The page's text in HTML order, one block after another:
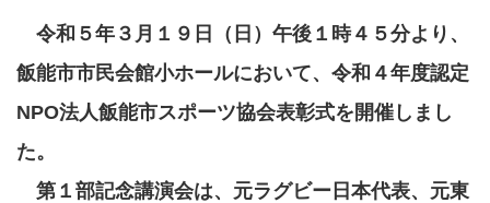
令和５年３月１９日（日）午後１時４５分より、
飯能市市民会館小ホールにおいて、令和４年度認定
NPO法人飯能市スポーツ協会表彰式を開催しまし
た。
第１部記念講演会は、元ラグビー日本代表、元東